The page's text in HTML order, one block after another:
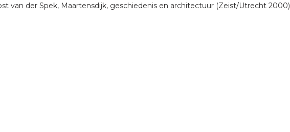
van der Spek, Maartensdijk, geschiedenis en architectuur (Zeist/Utrecht 2000)